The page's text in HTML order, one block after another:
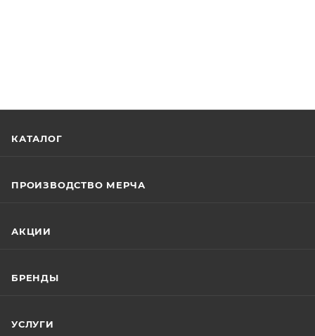
КАТАЛОГ
ПРОИЗВОДСТВО МЕРЧА
АКЦИИ
БРЕНДЫ
УСЛУГИ